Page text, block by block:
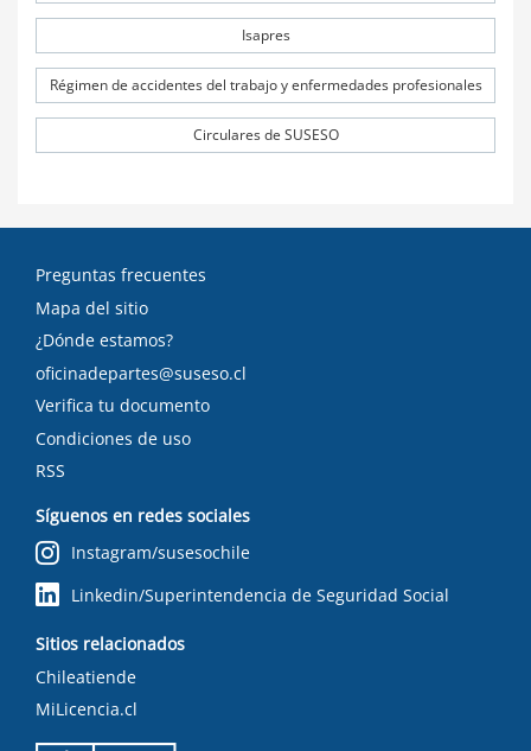
Isapres
Régimen de accidentes del trabajo y enfermedades profesionales
Circulares de SUSESO
Preguntas frecuentes
Mapa del sitio
¿Dónde estamos?
oficinadepartes@suseso.cl
Verifica tu documento
Condiciones de uso
RSS
Síguenos en redes sociales
Instagram/susesochile
Linkedin/Superintendencia de Seguridad Social
Sitios relacionados
Chileatiende
MiLicencia.cl